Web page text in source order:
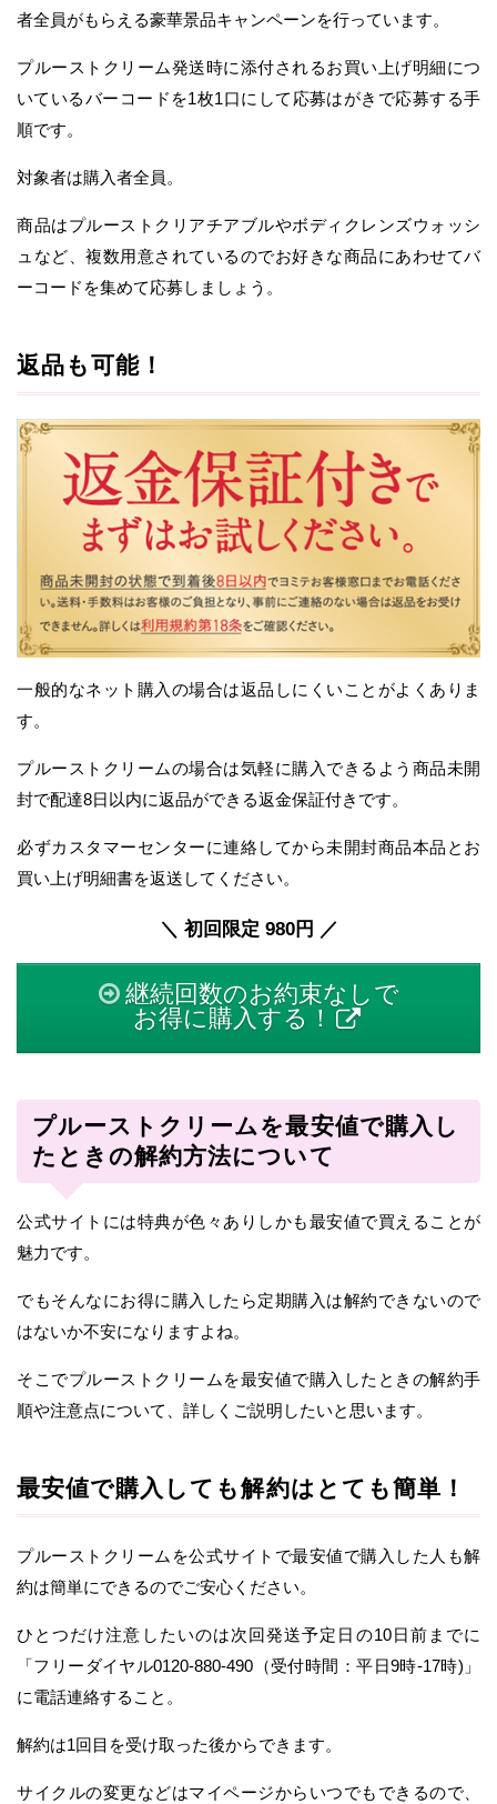
者全員がもらえる豪華景品キャンペーンを行っています。
プルーストクリーム発送時に添付されるお買い上げ明細につ
いているバーコードを1枚1口にして応募はがきで応募する手
順です。
対象者は購入者全員。
商品はプルーストクリアチアブルやボディクレンズウォッシ
ュなど、複数用意されているのでお好きな商品にあわせてバ
ーコードを集めて応募しましょう。
返品も可能！
一般的なネット購入の場合は返品しにくいことがよくありま
す。
プルーストクリームの場合は気軽に購入できるよう商品未開
封で配達8日以内に返品ができる返金保証付きです。
必ずカスタマーセンターに連絡してから未開封商品本品とお
買い上げ明細書を返送してください。
＼ 初回限定 980円 ／
継続回数のお約束なしで
お得に購入する！
プルーストクリームを最安値で購入し
たときの解約方法について
公式サイトには特典が色々ありしかも最安値で買えることが
魅力です。
でもそんなにお得に購入したら定期購入は解約できないので
はないか不安になりますよね。
そこでプルーストクリームを最安値で購入したときの解約手
順や注意点について、詳しくご説明したいと思います。
最安値で購入しても解約はとても簡単！
プルーストクリームを公式サイトで最安値で購入した人も解
約は簡単にできるのでご安心ください。
ひとつだけ注意したいのは次回発送予定日の10日前までに
「フリーダイヤル0120-880-490（受付時間：平日9時-17時)」
に電話連絡すること。
解約は1回目を受け取った後からできます。
サイクルの変更などはマイページからいつでもできるので、